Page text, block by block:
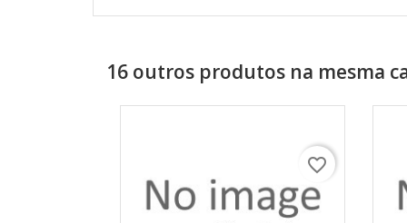
16 outros produtos na mesma
favorite_border